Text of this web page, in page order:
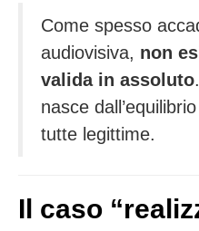
Come spesso
audiovisiva, non
valida in assoluto
nasce
tutte legittime.
Il caso